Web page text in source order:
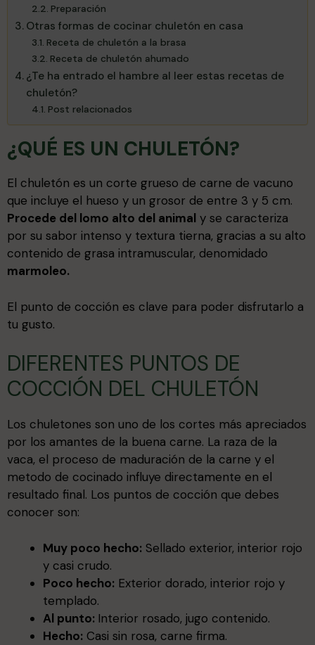
Preparación
Otras formas de cocinar chuletón en casa
Receta de chuletón a la brasa
Receta de chuletón ahumado
¿Te ha entrado el hambre al leer estas recetas de
chuletón?
Post relacionados
¿QUÉ ES UN CHULETÓN?
El chuletón es un corte grueso de carne de vacuno
que incluye el hueso y un grosor de entre 3 y 5 cm.
Procede del lomo alto del animal y se caracteriza
por su sabor intenso y textura tierna, gracias a su alto
contenido de grasa intramuscular, denomidado
marmoleo.
El punto de cocción es clave para poder disfrutarlo a
tu gusto.
DIFERENTES PUNTOS DE
COCCIÓN DEL CHULETÓN
Los chuletones son uno de los cortes más apreciados
por los amantes de la buena carne. La raza de la
vaca, el proceso de maduración de la carne y el
metodo de cocinado influye directamente en el
resultado final. Los puntos de cocción que debes
conocer son:
Muy poco hecho: Sellado exterior, interior rojo
y casi crudo.
Poco hecho: Exterior dorado, interior rojo y
templado.
Al punto: Interior rosado, jugo contenido.
Hecho: Casi sin rosa, carne firma.